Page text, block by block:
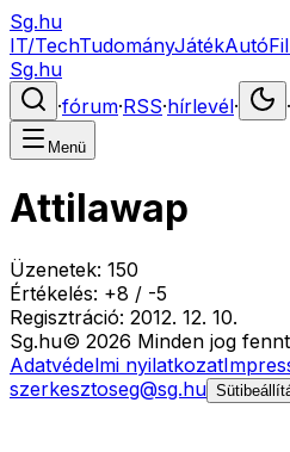
Sg.hu
IT/TechTudományJátékAutó
Sg.hu
·fórum·RSS·hírlevél· ·
Menü
Attilawap
Üzenetek: 150
Értékelés: +8 / -5
Regisztráció: 2012. 12. 10.
Sg.hu© 2026 Minden jog
Adatvédelmi nyilatkozat
szerkesztoseg@sg.hu